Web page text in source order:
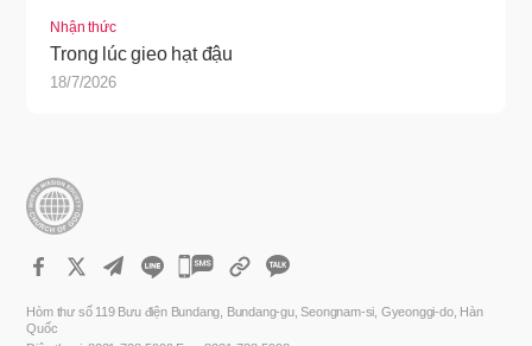
Nhận thức
Trong lúc gieo hạt đậu
18/7/2026
카
오
Hòm thư số 119 Bưu điện Bundang, Bundang-gu, Seongnam-si, Gyeonggi-do, Hàn
Quốc